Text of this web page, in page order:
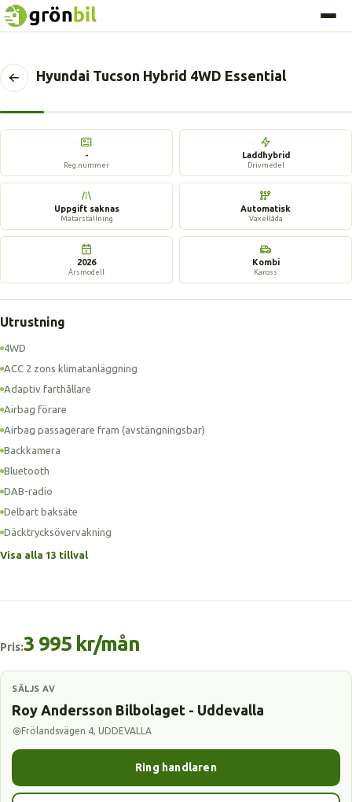
Tillbaka
föregående
sida
Hyundai Tucson Hybrid 4WD Essential
-
Reg.nummer
Laddhybrid
Drivmedel
Uppgift saknas
Mätarställning
Automatisk
Växellåda
2026
Årsmodell
Kombi
Kaross
Utrustning
4WD
ACC 2 zons klimatanläggning
Adaptiv farthållare
Airbag förare
Airbag passagerare fram (avstängningsbar)
Backkamera
Bluetooth
DAB-radio
Delbart baksäte
Däcktrycksövervakning
Visa alla 13 tillval
Pris:3 995 kr/mån
SÄLJS AV
Roy Andersson Bilbolaget - Uddevalla
Frölandsvägen 4, UDDEVALLA
Ring handlaren